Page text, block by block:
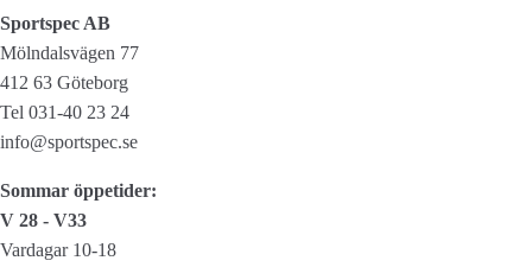
Sportspec AB
Mölndalsvägen 77
412 63 Göteborg
Tel 031-40 23 24
info@sportspec.se
Sommar öppetider:
V 28 - V33
Vardagar 10-18